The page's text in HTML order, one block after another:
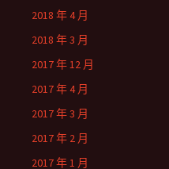
2018 年 4 月
2018 年 3 月
2017 年 12 月
2017 年 4 月
2017 年 3 月
2017 年 2 月
2017 年 1 月